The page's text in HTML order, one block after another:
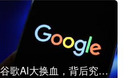
谷歌AI大换血，背后究竟发生了什么？